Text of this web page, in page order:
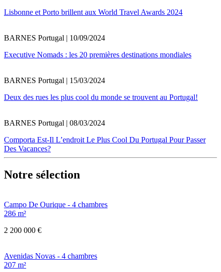
Lisbonne et Porto brillent aux World Travel Awards 2024
BARNES Portugal | 10/09/2024
Executive Nomads : les 20 premières destinations mondiales
BARNES Portugal | 15/03/2024
Deux des rues les plus cool du monde se trouvent au Portugal!
BARNES Portugal | 08/03/2024
Comporta Est-Il L’endroit Le Plus Cool Du Portugal Pour Passer
Des Vacances?
Notre sélection
Campo De Ourique - 4 chambres
286 m²
2 200 000 €
Avenidas Novas - 4 chambres
207 m²